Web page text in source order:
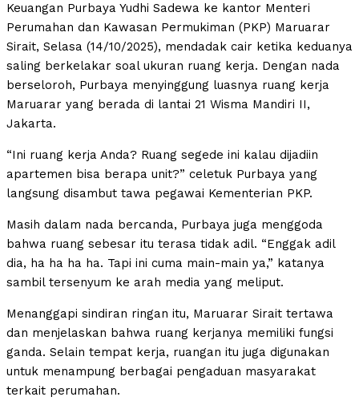
Keuangan Purbaya Yudhi Sadewa ke kantor Menteri
Perumahan dan Kawasan Permukiman (PKP) Maruarar
Sirait, Selasa (14/10/2025), mendadak cair ketika keduanya
saling berkelakar soal ukuran ruang kerja. Dengan nada
berseloroh, Purbaya menyinggung luasnya ruang kerja
Maruarar yang berada di lantai 21 Wisma Mandiri II,
Jakarta.
“Ini ruang kerja Anda? Ruang segede ini kalau dijadiin
apartemen bisa berapa unit?” celetuk Purbaya yang
langsung disambut tawa pegawai Kementerian PKP.
Masih dalam nada bercanda, Purbaya juga menggoda
bahwa ruang sebesar itu terasa tidak adil. “Enggak adil
dia, ha ha ha ha. Tapi ini cuma main-main ya,” katanya
sambil tersenyum ke arah media yang meliput.
Menanggapi sindiran ringan itu, Maruarar Sirait tertawa
dan menjelaskan bahwa ruang kerjanya memiliki fungsi
ganda. Selain tempat kerja, ruangan itu juga digunakan
untuk menampung berbagai pengaduan masyarakat
terkait perumahan.